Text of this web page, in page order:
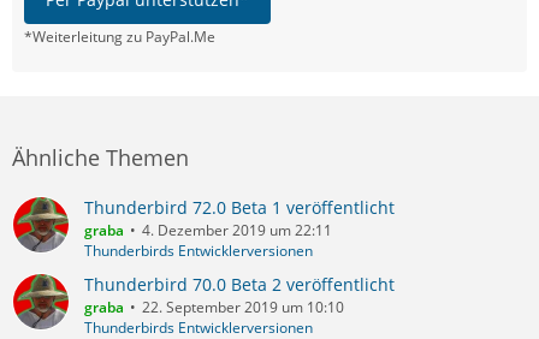
*Weiterleitung zu PayPal.Me
Ähnliche Themen
Thunderbird 72.0 Beta 1 veröffentlicht
graba
4. Dezember 2019 um 22:11
Thunderbirds Entwicklerversionen
Thunderbird 70.0 Beta 2 veröffentlicht
graba
22. September 2019 um 10:10
Thunderbirds Entwicklerversionen